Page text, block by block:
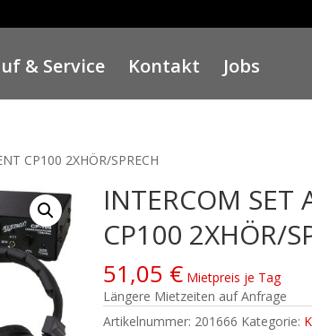
& Service Kontakt Jobs
CP100 2XHÖR/SPRECH
INTERCOM SET
CP100 2XHÖR/
51,05 € Mietpreis je Tag
Längere Mietzeiten auf Anfrage
Artikelnummer: 201666 Kategorie: